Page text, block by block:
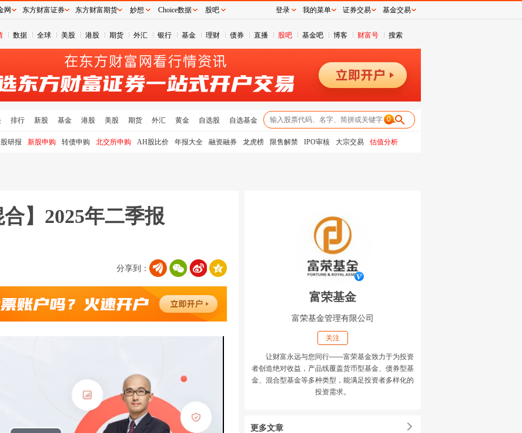
数据 全球 美股 港股 期货 外汇 银行 基金 理财 债券 直播 股吧 基金吧 博客 财富号 搜索
排行 新股 基金 港股 美股 期货 外汇 黄金 自选股 自选基金 0
研报 新股申购 转债申购 北交所申购 AH股比价 年报大全 融资融券 龙虎榜 限售解禁 IPO审核 大宗交易 估值分析
合】2025年二季报
分享到：
富荣基金
富荣基金管理有限公司
关注
让财富永远与您同行——富荣基金致力于为投资
者创造绝对收益，产品线覆盖货币型基金、债券型基
金、混合型基金等多种类型，能满足投资者多样化的
投资需求。
更多文章
网 东方财富证券 东方财富期货 妙想 Choice数据 股吧 登录 我的菜单 证券交易 基金交易